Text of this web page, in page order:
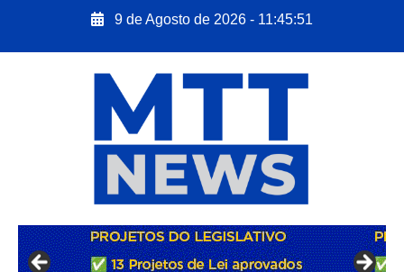
9 de Agosto de 2026 - 11:45:52